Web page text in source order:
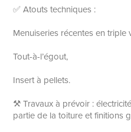
✅ Atouts techniques :
Menuiseries récentes en triple
Tout-à-l’égout,
Insert à pellets.
⚒️ Travaux à prévoir :
partie de la toiture et finitions